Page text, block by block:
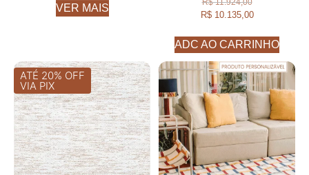
VER MAIS
R$10.135,00
ADC AO CARRINHO
ATÉ 20% OFF
VIA PIX